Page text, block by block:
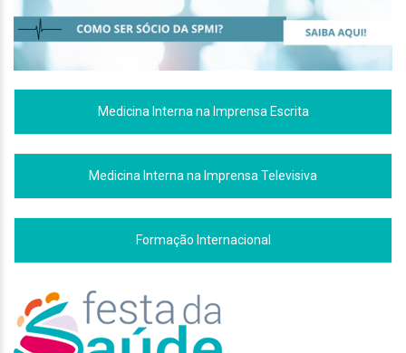
Medicina Interna na Imprensa Escrita
Medicina Interna na Imprensa Televisiva
Formação Internacional